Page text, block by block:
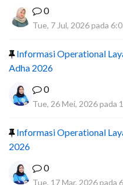
0
Tue, 7 Jul, 2026 pada
Informasi Operational
Adha 2026
0
Tue, 26 Mei, 2026 pada
Informasi Operational
2026
0
Tue, 17 Mar, 2026 pada